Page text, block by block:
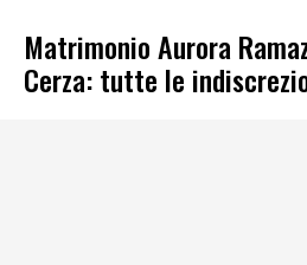
Matrimonio Aurora
Cerza: tutte le